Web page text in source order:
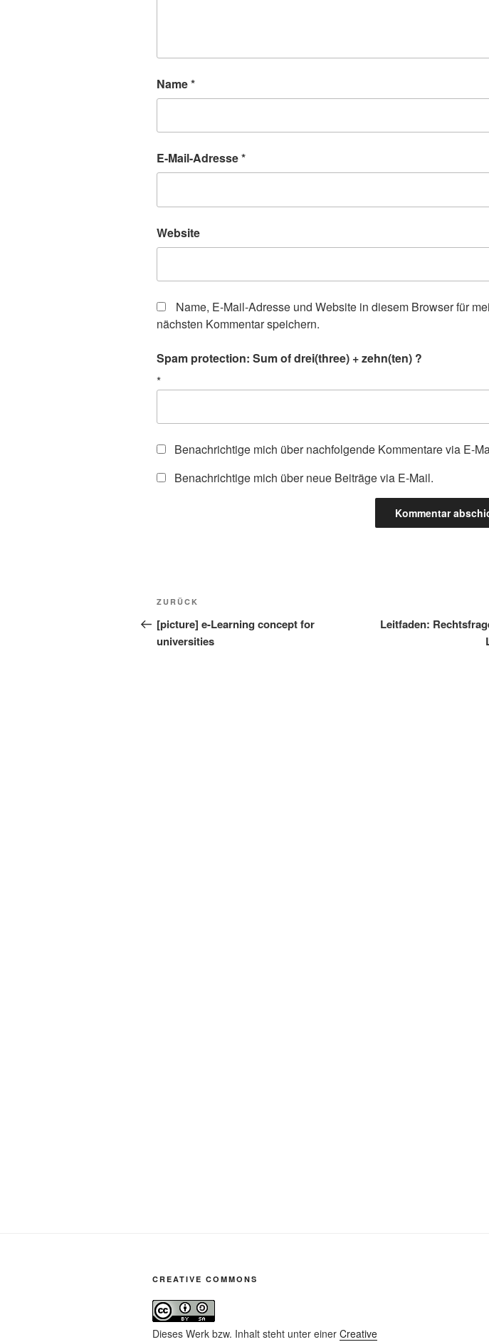
Name*
E-Mail-Adresse*
Website
Name, E-Mail-Adresse und Website in diesem Browser für
nächsten Kommentar speichern.
Spam protection: Sum of drei(three) + zehn(ten) ?
*
Benachrichtige mich über nachfolgende Kommentare via E-
Benachrichtige mich über neue Beiträge via E-Mail.
Beitragsnavigation
Vorheriger
Beitrag
ZURÜCK
[picture] e-Learning concept for
universities
Leitfaden:
CREATIVE COMMONS
Dieses Werk bzw. Inhalt steht unter einer Creative